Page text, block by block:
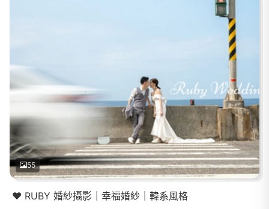
55
❤️ RUBY 婚紗攝影｜幸福婚紗｜韓系風格